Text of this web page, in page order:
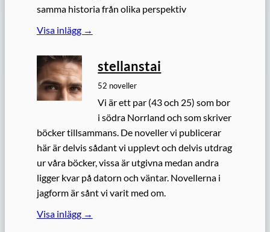
samma historia från olika perspektiv
Visa inlägg →
stellanstai
52 noveller
Vi är ett par (43 och 25) som bor
i södra Norrland och som skriver
böcker tillsammans. De noveller vi publicerar
här är delvis sådant vi upplevt och delvis utdrag
ur våra böcker, vissa är utgivna medan andra
ligger kvar på datorn och väntar. Novellerna i
jagform är sånt vi varit med om.
Visa inlägg →